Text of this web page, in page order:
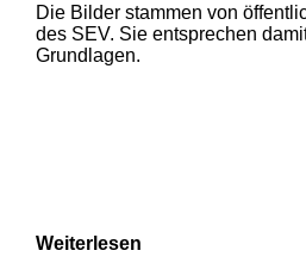
1
Die Bilder stammen von
des SEV. Sie entsprechen
Grundlagen.
Weiterlesen